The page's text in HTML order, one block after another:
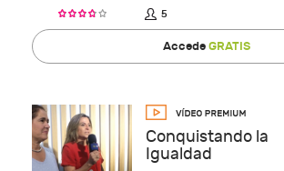
5
AccedeGRATIS
Conquistando la
Igualdad